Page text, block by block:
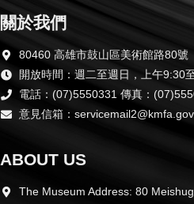
關於我們
80460 高雄市鼓山區美術館路80號
開放時間：週二至週日，上午9:30
電話：(07)5550331 傳真：
意見信箱：
ABOUT US
The Museum Address: 80